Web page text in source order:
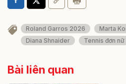
Roland Garros 2026 Marta
Diana Shnaider
Tennis đơn nữ
Bài liên quan